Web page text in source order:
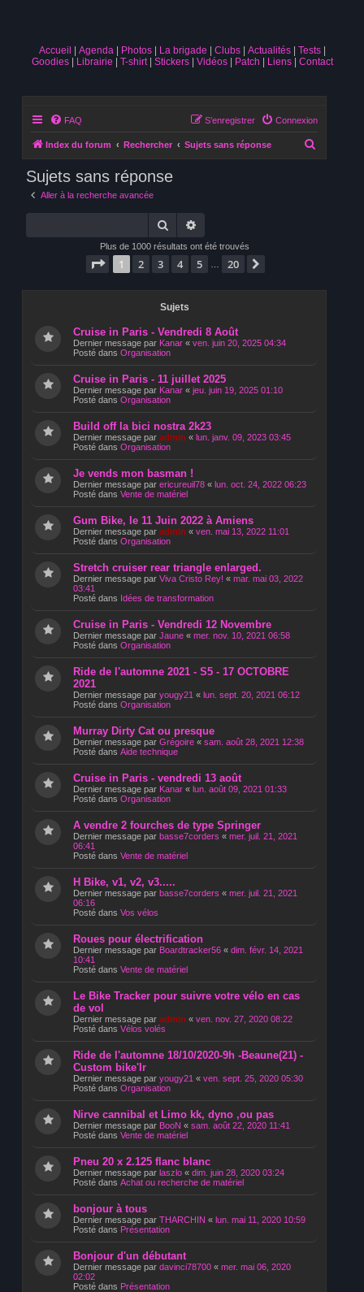
Accueil Agenda Photos La brigade Clubs Actualités
Tests
Goodies
Librairie T-shirt Stickers Vidéos Patch Liens Contact
FAQ Connexion
S’enregistrer
Index du forum Rechercher Sujets sans réponse
Sujets sans réponse
Aller à la recherche avancée
Rechercher
Plus de 1000 résultats ont été trouvés
Page 1sur20
1 2 3 4 5 20
Sujets
Cruise in Paris - Vendredi 8 Août
Dernier message par Kanar « ven. juin 20, 2025 04:34
Posté dans Organisation
Cruise in Paris - 11 juillet 2025
Dernier message par Kanar « jeu. juin 19, 2025 01:10
Posté dans Organisation
Build off la bici nostra 2k23
Dernier message par admin « lun. janv. 09, 2023 03:45
Posté dans Organisation
Je vends mon basman !
Dernier message par ericureuil78 « lun. oct. 24, 2022 06:23
Posté dans Vente de matériel
Gum Bike, le 11 Juin 2022 à Amiens
Dernier message par admin « ven. mai 13, 2022 11:01
Posté dans Organisation
Stretch cruiser rear triangle enlarged.
Dernier message par Viva Cristo Rey! « mar. mai 03, 2022
03:41
Posté dans Idées de transformation
Cruise in Paris - Vendredi 12 Novembre
Dernier message par Jaune « mer. nov. 10, 2021 06:58
Posté dans Organisation
Ride de l'automne 2021 - S5 - 17 OCTOBRE
2021
Dernier message par yougy21 « lun. sept. 20, 2021 06:12
Posté dans Organisation
Murray Dirty Cat ou presque
Dernier message par Grégoire « sam. août 28, 2021 12:38
Posté dans Aide technique
Cruise in Paris - vendredi 13 août
Dernier message par Kanar « lun. août 09, 2021 01:33
Posté dans Organisation
A vendre 2 fourches de type Springer
Dernier message par basse7corders « mer. juil. 21, 2021
06:41
Posté dans Vente de matériel
H Bike, v1, v2, v3.....
Dernier message par basse7corders « mer. juil. 21, 2021
06:16
Posté dans Vos vélos
Roues pour électrification
Dernier message par Boardtracker56 « dim. févr. 14, 2021
10:41
Posté dans Vente de matériel
Le Bike Tracker pour suivre votre vélo en cas
de vol
Dernier message par admin « ven. nov. 27, 2020 08:22
Posté dans Vélos volés
Ride de l'automne 18/10/2020-9h -Beaune(21) -
Custom bike'Ir
Dernier message par yougy21 « ven. sept. 25, 2020 05:30
Posté dans Organisation
Nirve cannibal et Limo kk, dyno ,ou pas
Dernier message par BooN « sam. août 22, 2020 11:41
Posté dans Vente de matériel
Pneu 20 x 2.125 flanc blanc
Dernier message par laszlo « dim. juin 28, 2020 03:24
Posté dans Achat ou recherche de matériel
bonjour à tous
Dernier message par THARCHIN « lun. mai 11, 2020 10:59
Posté dans Présentation
Bonjour d'un débutant
Dernier message par davinci78700 « mer. mai 06, 2020
02:02
Posté dans Présentation